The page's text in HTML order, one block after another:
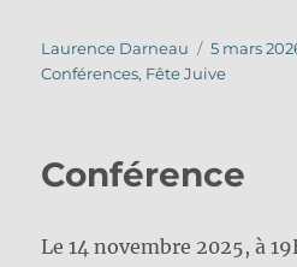
Auteur
Laurence Darneau
Publié
le
5 mars
Conférences, Fête Juive
Conférence
Le 14 novembre 2025, à